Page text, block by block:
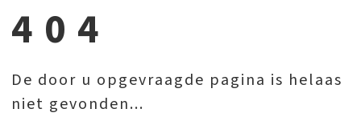
404
De door u opgevraagde pagina is helaas
niet gevonden...